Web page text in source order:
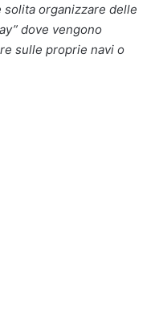
organizzare delle
dove vengono
sulle proprie navi o